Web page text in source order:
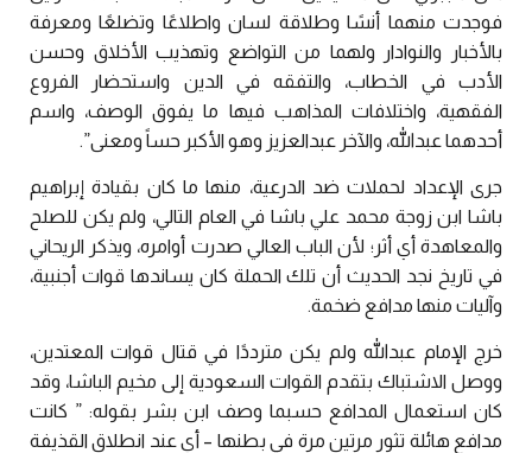
فوجدت منهما أنسًا وطلاقة لسان واطلاعًا وتضلعًا ومعرفة
بالأخبار والنوادار ولهما من التواضع وتهذيب الأخلاق وحسن
الأدب في الخطاب، والتفقه في الدين واستحضار الفروع
الفقهية، واختلافات المذاهب فيها ما يفوق الوصف، واسم
أحدهما عبدالله، والآخر عبدالعزيز وهو الأكبر حساً ومعنى”.
جرى الإعداد لحملات ضد الدرعية، منها ما كان بقيادة إبراهيم
باشا ابن زوجة محمد علي باشا في العام التالي، ولم يكن للصلح
والمعاهدة أي أثر؛ لأن الباب العالي صدرت أوامره، ويذكر الريحاني
في تاريخ نجد الحديث أن تلك الحملة كان يساندها قوات أجنبية،
وآليات منها مدافع ضخمة.
خرج الإمام عبدالله ولم يكن مترددًا في قتال قوات المعتدين،
ووصل الاشتباك بتقدم القوات السعودية إلى مخيم الباشا، وقد
كان استعمال المدافع حسبما وصف ابن بشر بقوله: ” كانت
مدافع هائلة تثور مرتين مرة في بطنها – أي عند انطلاق القذيفة